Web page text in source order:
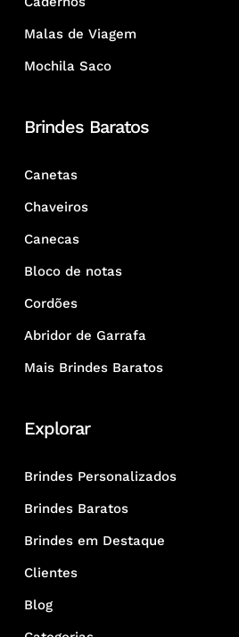
Malas de Viagem
Mochila Saco
Brindes Baratos
Canetas
Chaveiros
Canecas
Bloco de notas
Cordões
Abridor de Garrafa
Mais Brindes Baratos
Explorar
Brindes Personalizados
Brindes Baratos
Brindes em Destaque
Clientes
Blog